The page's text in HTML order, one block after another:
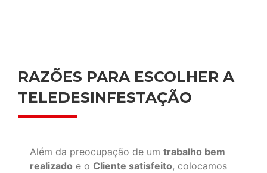
RAZÕES PARA ESCOLHER A
TELEDESINFESTAÇÃO
Além da preocupação de um trabalho bem
realizado e o Cliente satisfeito, colocamos